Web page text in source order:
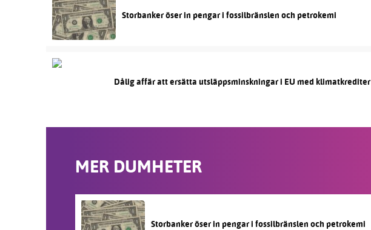
Storbanker öser in pengar i fossilbränslen och petrokemi
Dålig affär att ersätta utsläppsminskningar i EU med klimatkrediter
MER DUMHETER
Storbanker öser in pengar i fossilbränslen och petrokemi